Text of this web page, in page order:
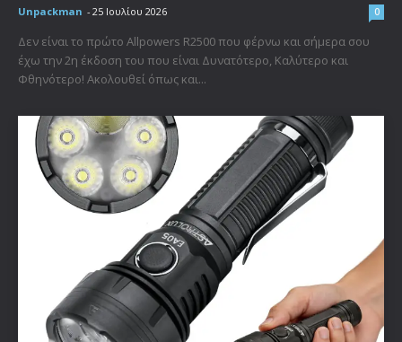
Unpackman - 25 Ιουλίου 2026 0
Δεν είναι το πρώτο Allpowers R2500 που φέρνω και σήμερα σου
έχω την 2η έκδοση του που είναι Δυνατότερο, Καλύτερο και
Φθηνότερο! Ακολουθεί όπως και...